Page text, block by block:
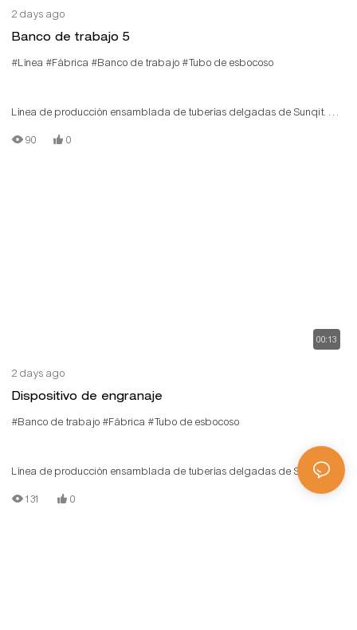
2 days ago
Banco de trabajo 5
#Línea #Fábrica #Banco de trabajo #Tubo de esbocoso
Línea de producción ensamblada de tuberías delgadas de Sunqit. La
línea de producción de bajo costo está construida por tipón/tubo de
90 0
00:13
2 days ago
Dispositivo de engranaje
#Banco de trabajo #Fábrica #Tubo de esbocoso
Línea de producción ensamblada de tuberías delgadas de Sunqit. La
línea de producción de bajo costo está construida por tipón/tubo de
131 0